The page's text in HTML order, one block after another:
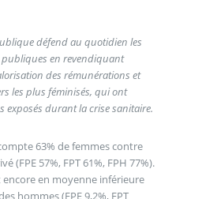
défend au quotidien les
publiques en revendiquant
des rémunérations et
les plus féminisés, qui ont
exposés durant la crise sanitaire.
63% de femmes contre
(FPE 57%, FPT 61%, FPH 77%).
en moyenne inférieure
hommes (FPE 9,2%, FPT